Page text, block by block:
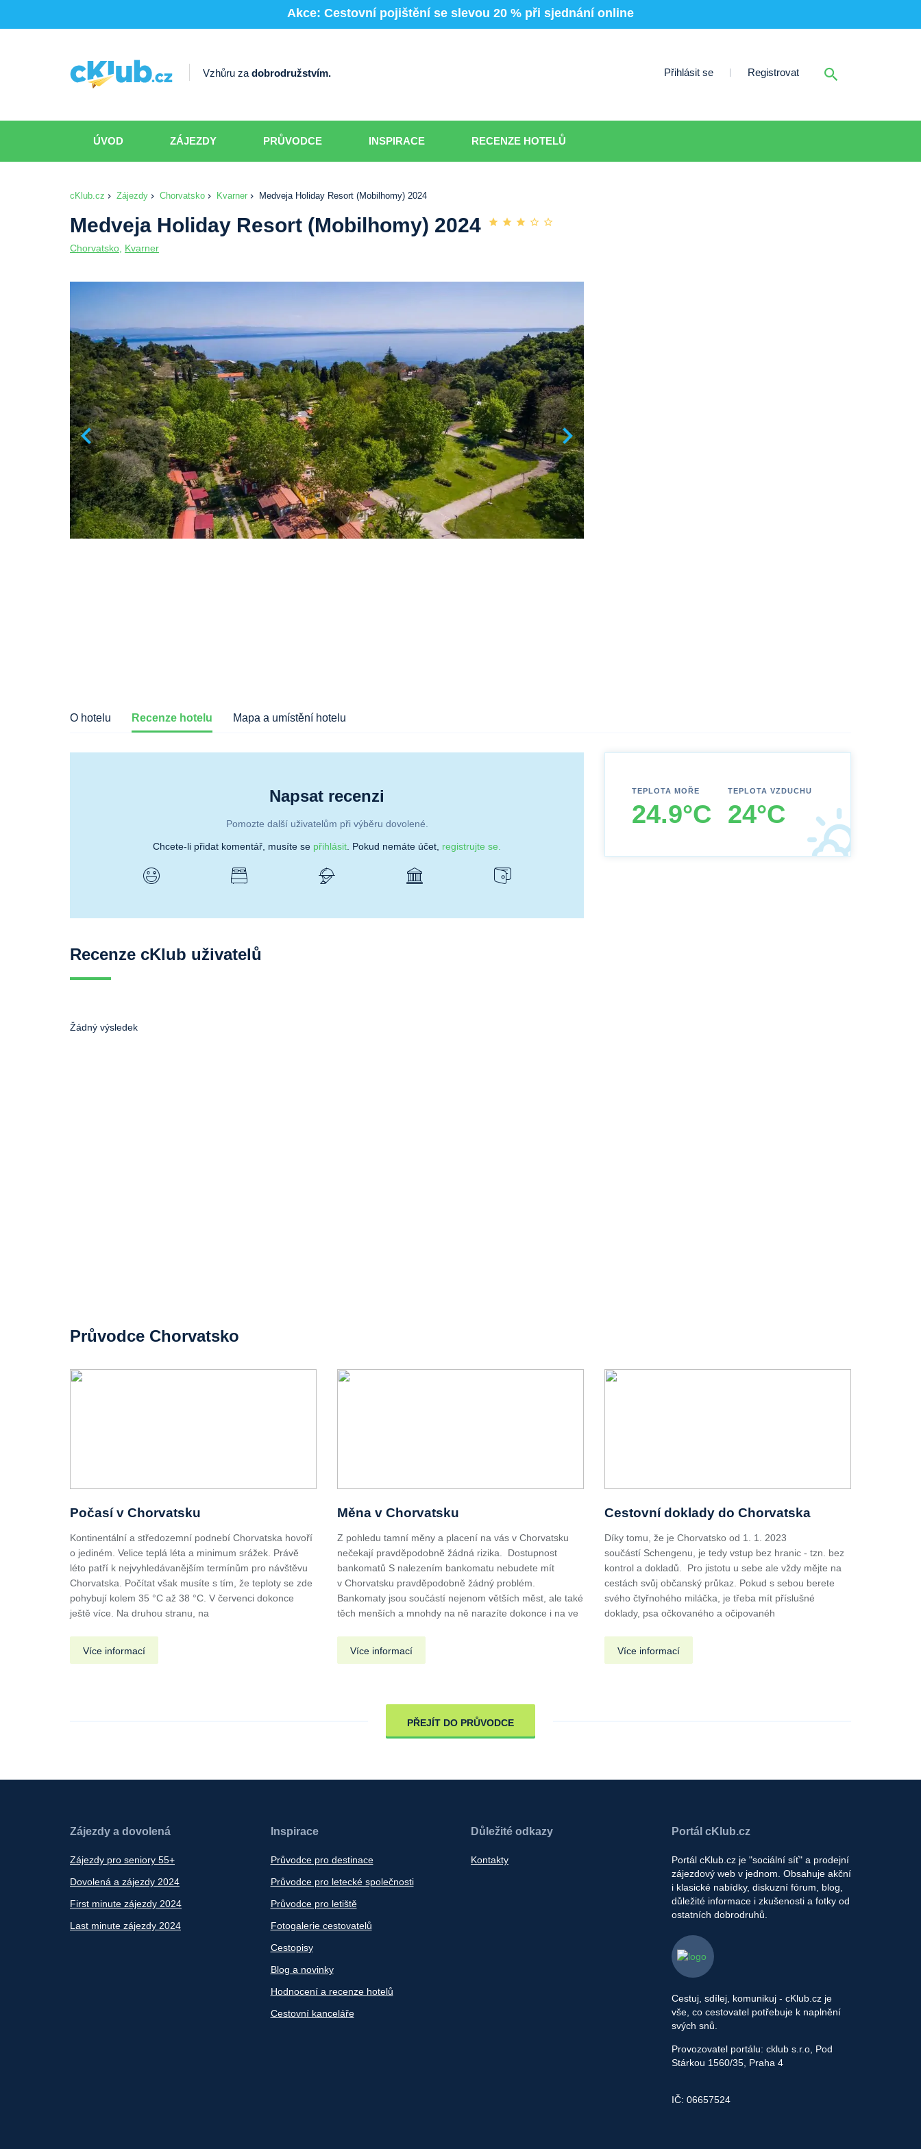
Akce: Cestovní pojištění se slevou 20 % při sjednání online
Vzhůru zadobrodružstvím. Přihlásit se Registrovat
ÚVOD ZÁJEZDY PRŮVODCE INSPIRACE RECENZE HOTELŮ
cKlub.cz Zájezdy Chorvatsko Kvarner Medveja Holiday Resort (Mobilhomy) 2024
Medveja Holiday Resort (Mobilhomy) 2024
Chorvatsko Kvarner
O hotelu Recenze hotelu Mapa a umístění hotelu
Napsat recenzi
Pomozte další uživatelům při výběru dovolené.
Chcete-li přidat komentář, musíte se přihlásit . Pokud nemáte účet, registrujte se.
Recenze cKlub uživatelů
Žádný výsledek
TEPLOTA MOŘE
24.9°C
TEPLOTA VZDUCHU
24°C
Průvodce Chorvatsko
Počasí v Chorvatsku
Kontinentální a středozemní podnebí Chorvatska hovoří
o jediném. Velice teplá léta a minimum srážek. Právě
léto patří k nejvyhledávanějším termínům pro návštěvu
Chorvatska. Počítat však musíte s tím, že teploty se zde
pohybují kolem 35 °C až 38 °C. V červenci dokonce
ještě více. Na druhou stranu, na
Více informací
Měna v Chorvatsku
Z pohledu tamní měny a placení na vás v Chorvatsku
nečekají pravděpodobně žádná rizika. Dostupnost
bankomatů S nalezením bankomatu nebudete mít
v Chorvatsku pravděpodobně žádný problém.
Bankomaty jsou součástí nejenom větších měst, ale také
těch menších a mnohdy na ně narazíte dokonce i na ve
Více informací
Cestovní doklady do Chorvatska
Díky tomu, že je Chorvatsko od 1. 1. 2023
součástí Schengenu, je tedy vstup bez hranic - tzn. bez
kontrol a dokladů. Pro jistotu u sebe ale vždy mějte na
cestách svůj občanský průkaz. Pokud s sebou berete
svého čtyřnohého miláčka, je třeba mít příslušné
doklady, psa očkovaného a očipovanéh
Více informací
PŘEJÍT DO PRŮVODCE
Zájezdy a dovolená
Zájezdy pro seniory 55+
Dovolená a zájezdy 2024
First minute zájezdy 2024
Last minute zájezdy 2024
Inspirace
Průvodce pro destinace
Průvodce pro letecké společnosti
Průvodce pro letiště
Fotogalerie cestovatelů
Cestopisy
Blog a novinky
Hodnocení a recenze hotelů
Cestovní kanceláře
Důležité odkazy
Kontakty
Portál cKlub.cz
Portál cKlub.cz je "sociální síť" a prodejní
zájezdový web v jednom. Obsahuje akční
i klasické nabídky, diskuzní fórum, blog,
důležité informace i zkušenosti a fotky od
ostatních dobrodruhů.
Cestuj, sdílej, komunikuj - cKlub.cz je
vše, co cestovatel potřebuje k naplnění
svých snů.
Provozovatel portálu: cklub s.r.o, Pod
Stárkou 1560/35, Praha 4
IČ: 06657524